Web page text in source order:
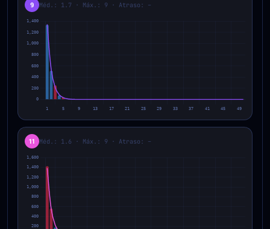
9 Méd.: 1.7 · Máx.: 9 · Atraso: –
11 Méd.: 1.6 · Máx.: 9 · Atraso: –